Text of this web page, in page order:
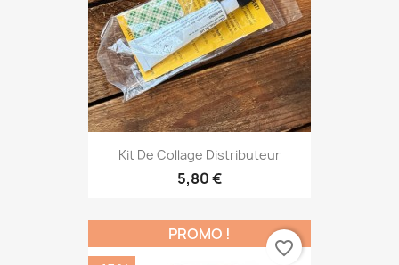
Kit De Collage Distributeur
5,80 €
PROMO !
favorite_border